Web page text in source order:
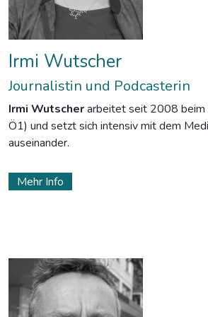
Irmi Wutscher
Journalistin und Podcasterin
Irmi Wutscherarbeitet seit 2008 beim
Ö1) und setzt sich intensiv mit dem
auseinander.
Mehr Info